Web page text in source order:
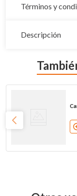
Términos y
Descripción